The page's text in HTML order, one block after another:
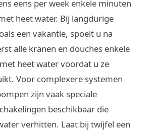
eens per week enkele minuten
heet water. Bij langdurige
een vakantie, spoelt u na
alle kranen en douches enkele
heet water voordat u ze
Voor complexere systemen
zijn vaak speciale
beschikbaar die
verhitten. Laat bij twijfel een